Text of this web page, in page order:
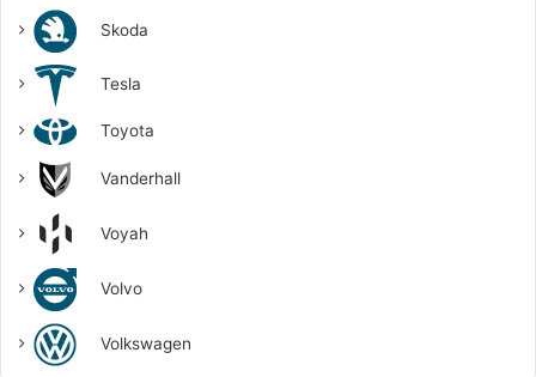
Skoda
Tesla
Toyota
Vanderhall
Voyah
Volvo
Volkswagen